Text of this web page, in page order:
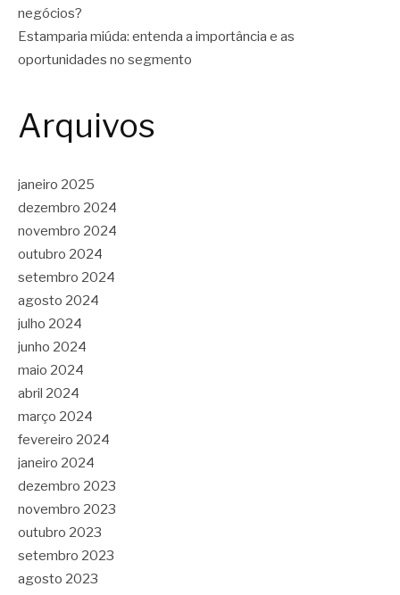
negócios?
Estamparia miúda: entenda a importância e as
oportunidades no segmento
Arquivos
janeiro 2025
dezembro 2024
novembro 2024
outubro 2024
setembro 2024
agosto 2024
julho 2024
junho 2024
maio 2024
abril 2024
março 2024
fevereiro 2024
janeiro 2024
dezembro 2023
novembro 2023
outubro 2023
setembro 2023
agosto 2023